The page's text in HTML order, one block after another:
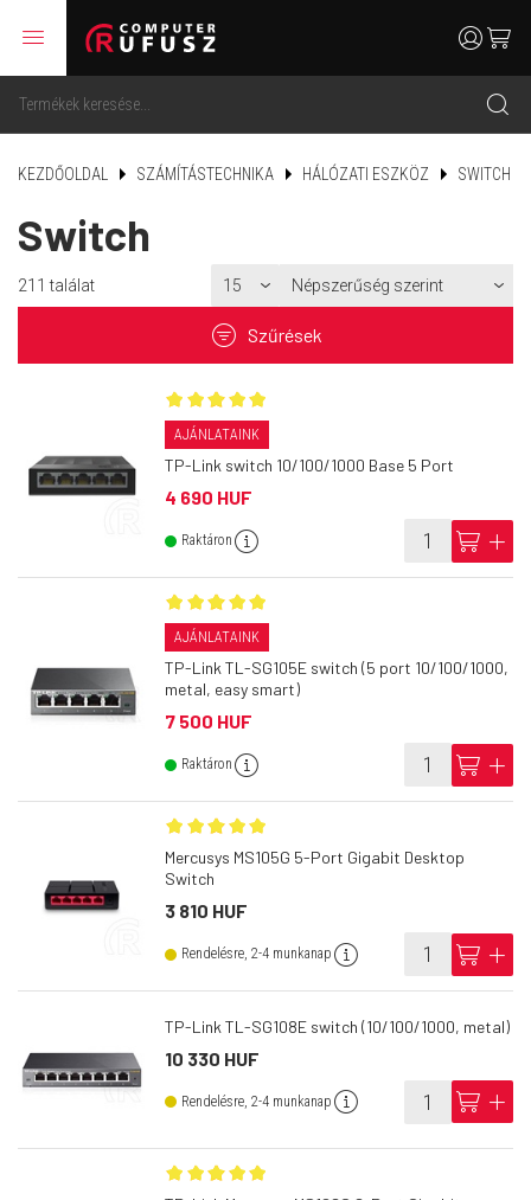
menu
search
usercart
KEZDŐOLDAL SZÁMÍTÁSTECHNIKA HÁLÓZATI ESZKÖZ SWITCH
Switch
211 találat
filter Szűrések
AJÁNLATAINK
TP-Link switch 10/100/1000 Base 5 Port
4 690 HUF
Raktáron info cart add
AJÁNLATAINK
TP-Link TL-SG105E switch (5 port 10/100/1000,
metal, easy smart)
7 500 HUF
Raktáron info cart add
Mercusys MS105G 5-Port Gigabit Desktop
Switch
3 810 HUF
Rendelésre, 2-4 munkanap info cart add
TP-Link TL-SG108E switch (10/100/1000, metal)
10 330 HUF
Rendelésre, 2-4 munkanap info cart add